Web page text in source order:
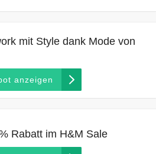
mit Style dank Mode von
anzeigen
Rabatt im H&M Sale